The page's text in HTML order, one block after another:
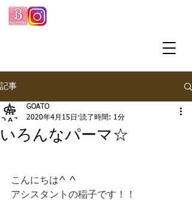
記事
いろんなパーマ☆
GOATO
2020年4月15日 読了時間: 1分
こんにちは^ ^
アシスタントの稲子です！！